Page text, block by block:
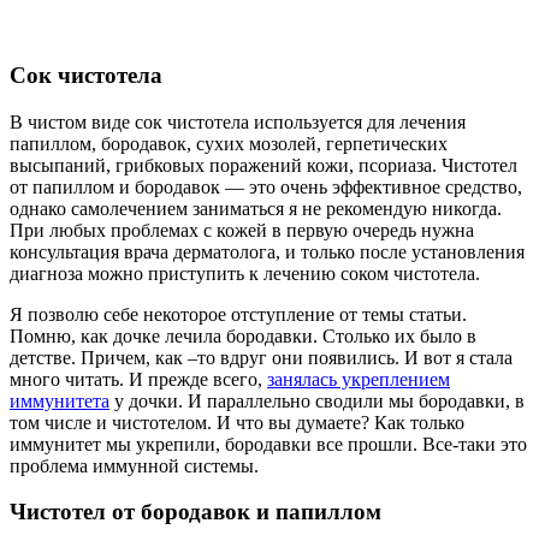
Сок чистотела
В чистом виде сок чистотела используется для лечения
папиллом, бородавок, сухих мозолей, герпетических
высыпаний, грибковых поражений кожи, псориаза. Чистотел
от папиллом и бородавок — это очень эффективное средство,
однако самолечением заниматься я не рекомендую никогда.
При любых проблемах с кожей в первую очередь нужна
консультация врача дерматолога, и только после установления
диагноза можно приступить к лечению соком чистотела.
Я позволю себе некоторое отступление от темы статьи.
Помню, как дочке лечила бородавки. Столько их было в
детстве. Причем, как –то вдруг они появились. И вот я стала
много читать. И прежде всего, занялась укреплением
иммунитета у дочки. И параллельно сводили мы бородавки, в
том числе и чистотелом. И что вы думаете? Как только
иммунитет мы укрепили, бородавки все прошли. Все-таки это
проблема иммунной системы.
Чистотел от бородавок и папиллом